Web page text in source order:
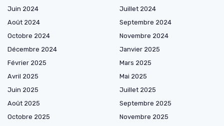
Juin 2024
Juillet 2024
Août 2024
Septembre 2024
Octobre 2024
Novembre 2024
Décembre 2024
Janvier 2025
Février 2025
Mars 2025
Avril 2025
Mai 2025
Juin 2025
Juillet 2025
Août 2025
Septembre 2025
Octobre 2025
Novembre 2025